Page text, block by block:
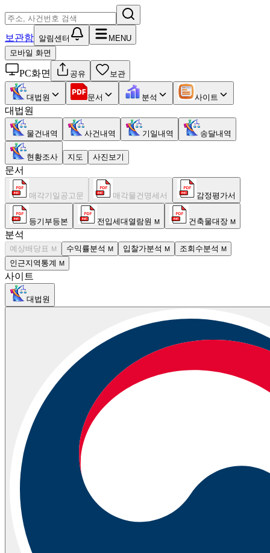
보관함 알림센터
MENU
모바일 화면
PC화면 공유 보관
대법원 문서 분석 사이트
대법원
물건내역 사건내역 기일내역 송달내역
현황조사 지도 사진보기
문서
매각기일공고문 매각물건명세서 감정평가서
등기부등본 전입세대열람원 M 건축물대장 M
분석
예상배당표 M 수익률분석 M 입찰가분석 M 조회수분석 M
인근지역통계 M
사이트
대법원